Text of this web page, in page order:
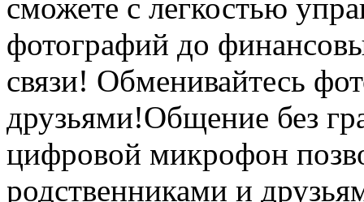
сможете с легкостью
фотографий до
связи! Обменивайтесь
друзьями!Общение без
цифровой микрофон
родственниками и